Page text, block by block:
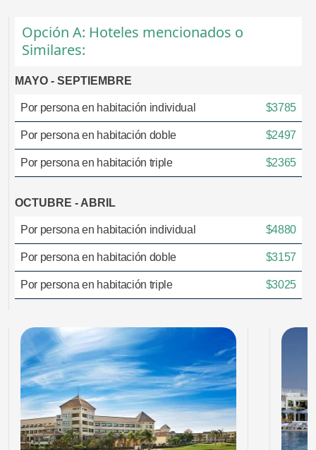
Opción A: Hoteles mencionados o
Similares:
MAYO - SEPTIEMBRE
Por persona en habitación individual $3785
Por persona en habitación doble $2497
Por persona en habitación triple $2365
OCTUBRE - ABRIL
Por persona en habitación individual $4880
Por persona en habitación doble $3157
Por persona en habitación triple $3025